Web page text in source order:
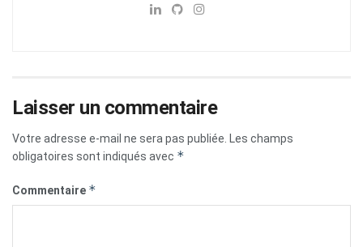
Laisser un commentaire
Votre adresse e-mail ne sera pas publiée.
Les champs
obligatoires sont indiqués avec *
Commentaire *